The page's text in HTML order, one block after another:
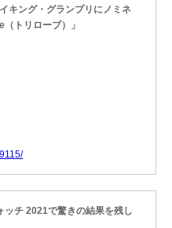
キング・グランプリにノミネ
トリローブ）」
チ 2021で驚きの結果を残し